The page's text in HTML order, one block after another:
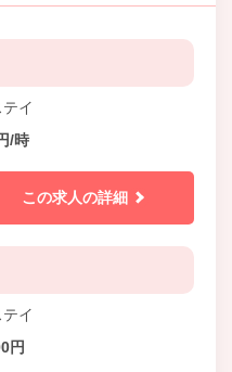
イ
/時
この求人の詳細
イ
円